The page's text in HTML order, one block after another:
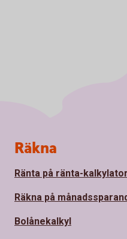
Sidfot
Räkna
Ränta på ränta-kalkylator
Räkna på
Bolånekalkyl